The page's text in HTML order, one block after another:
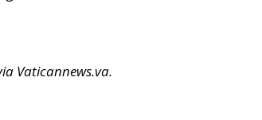
Vaticannews.va.